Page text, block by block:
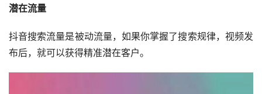
潜在流量
抖音搜索流量是被动流量，如果你掌握了搜索规律，视频发
布后，就可以获得精准潜在客户。